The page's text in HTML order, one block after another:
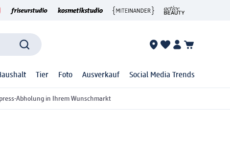
Tier Foto Ausverkauf Social Media Trends
Abholung in Ihrem Wunschmarkt